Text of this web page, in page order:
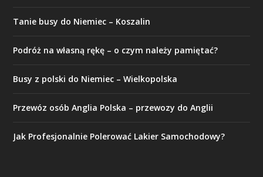
Tanie busy do Niemiec – Koszalin
Podróż na własną rękę – o czym należy pamiętać?
Busy z polski do Niemiec – Wielkopolska
Przewóz osób Anglia Polska – przewozy do Anglii
Jak Profesjonalnie Polerować Lakier Samochodowy?